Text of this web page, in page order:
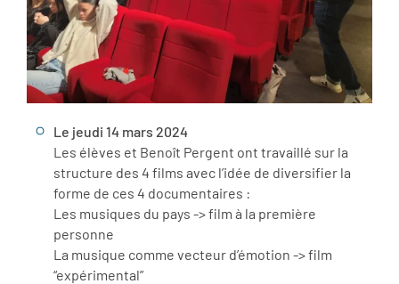
Le jeudi 14 mars 2024
Les élèves et Benoît Pergent ont travaillé sur la
structure des 4 films avec l’idée de diversifier la
forme de ces 4 documentaires :
Les musiques du pays -> film à la première
personne
La musique comme vecteur d’émotion -> film
“expérimental”